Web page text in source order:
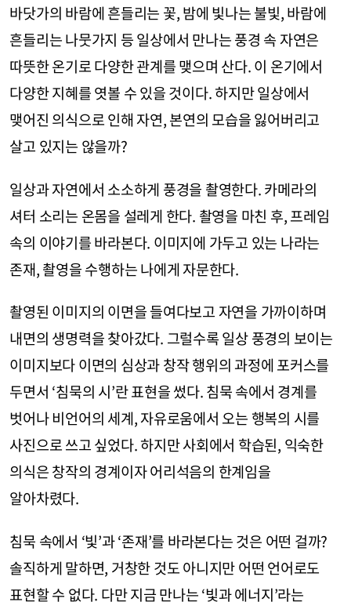
바닷가의 바람에 흔들리는 꽃, 밤에 빛나는 불빛, 바람에
흔들리는 나뭇가지 등 일상에서 만나는 풍경 속 자연은
따뜻한 온기로 다양한 관계를 맺으며 산다. 이 온기에서
다양한 지혜를 엿볼 수 있을 것이다. 하지만 일상에서
맺어진 의식으로 인해 자연, 본연의 모습을 잃어버리고
살고 있지는 않을까?
일상과 자연에서 소소하게 풍경을 촬영한다. 카메라의
셔터 소리는 온몸을 설레게 한다. 촬영을 마친 후, 프레임
속의 이야기를 바라본다. 이미지에 가두고 있는 나라는
존재, 촬영을 수행하는 나에게 자문한다.
촬영된 이미지의 이면을 들여다보고 자연을 가까이하며
내면의 생명력을 찾아갔다. 그럴수록 일상 풍경의 보이는
이미지보다 이면의 심상과 창작 행위의 과정에 포커스를
두면서 ‘침묵의 시’란 표현을 썼다. 침묵 속에서 경계를
벗어나 비언어의 세계, 자유로움에서 오는 행복의 시를
사진으로 쓰고 싶었다. 하지만 사회에서 학습된, 익숙한
의식은 창작의 경계이자 어리석음의 한계임을
알아차렸다.
침묵 속에서 ‘빛’과 ‘존재’를 바라본다는 것은 어떤 걸까?
솔직하게 말하면, 거창한 것도 아니지만 어떤 언어로도
표현할 수 없다. 다만 지금 만나는 ‘빛과 에너지’라는